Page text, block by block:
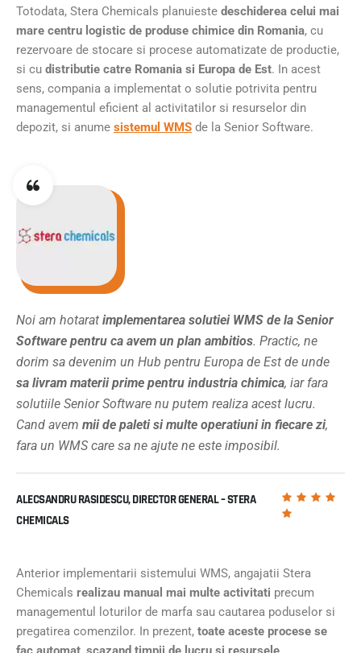
Totodata, Stera Chemicals planuieste deschiderea celui mai
mare centru logistic de produse chimice din Romania, cu
rezervoare de stocare si procese automatizate de productie,
si cu distributie catre Romania si Europa de Est. In acest
sens, compania a implementat o solutie potrivita pentru
managementul eficient al activitatilor si resurselor din
depozit, si anume sistemul WMS de la Senior Software.
Noi am hotarat implementarea solutiei WMS de la Senior
Software pentru ca avem un plan ambitios. Practic, ne
dorim sa devenim un Hub pentru Europa de Est de unde
sa livram materii prime pentru industria chimica, iar fara
solutiile Senior Software nu putem realiza acest lucru.
Cand avem mii de paleti si multe operatiuni in fiecare zi,
fara un WMS care sa ne ajute ne este imposibil.
ALECSANDRU RASIDESCU, DIRECTOR GENERAL – STERA
CHEMICALS
Anterior implementarii sistemului WMS, angajatii Stera
Chemicals realizau manual mai multe activitati precum
managementul loturilor de marfa sau cautarea poduselor si
pregatirea comenzilor. In prezent, toate aceste procese se